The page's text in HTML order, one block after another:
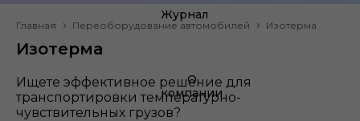
Журнал
О
компании
Главная Переоборудование автомобилей Изотерма
Изотерма
Ищете эффективное решение для
транспортировки температурно-
чувствительных грузов?